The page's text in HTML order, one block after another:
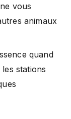
vous
animaux
quand
stations